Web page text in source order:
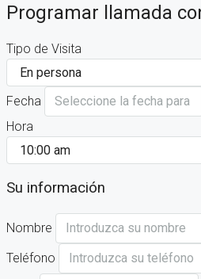
Programar llamada
Tipo de Visita
Fecha
Hora
Su información
Nombre
Teléfono